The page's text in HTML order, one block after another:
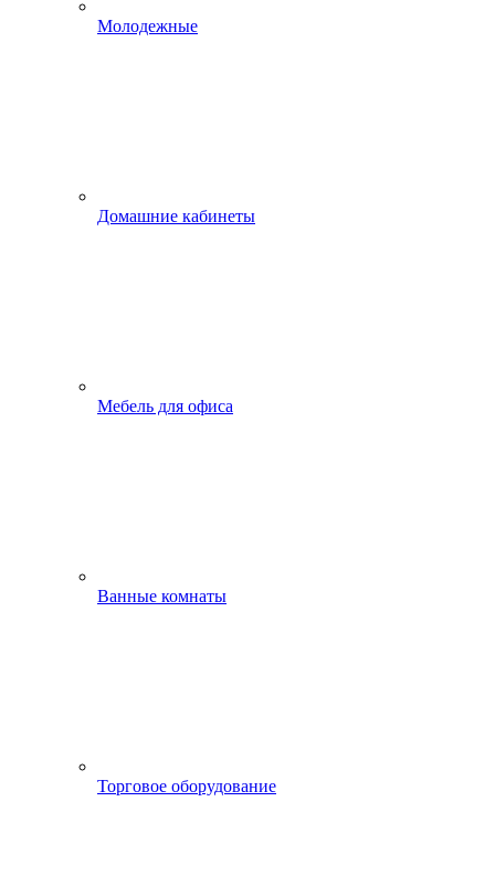
Молодежные
Домашние кабинеты
Мебель для офиса
Ванные комнаты
Торговое оборудование